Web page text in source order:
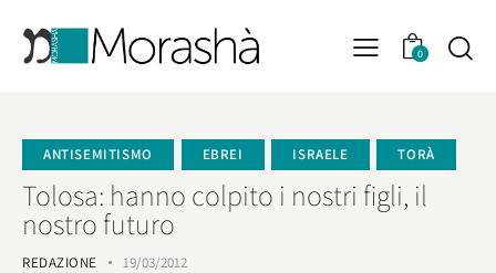
0
ANTISEMITISMO EBREI ISRAELE TORÀ
Tolosa: hanno colpito i nostri figli, il
nostro futuro
REDAZIONE 19/03/2012